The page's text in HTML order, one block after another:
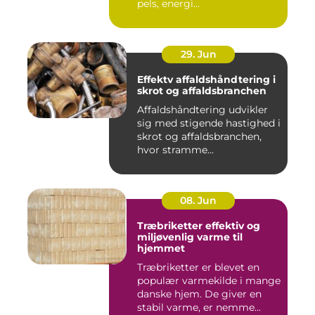
pels, energi...
29. Jun
Effektv affaldshåndtering i
skrot og affaldsbranchen
Affaldshåndtering udvikler
sig med stigende hastighed i
skrot og affaldsbranchen,
hvor stramme...
08. Jun
Træbriketter effektiv og
miljøvenlig varme til
hjemmet
Træbriketter er blevet en
populær varmekilde i mange
danske hjem. De giver en
stabil varme, er nemme...